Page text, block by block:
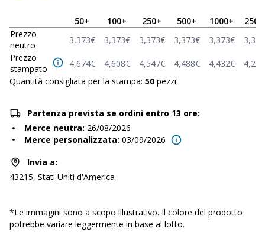
50+ 100+ 250+ 500+ 1000+ 2500
Prezzo
neutro
3,373€ 3,373€ 3,373€ 3,373€ 3,373€ 3,373
Prezzo
stampato
4,674€ 4,608€ 4,547€ 4,488€ 4,432€ 4,274
Quantità consigliata per la stampa: 50 pezzi
Partenza prevista se ordini entro 13 ore:
Merce neutra: 26/08/2026
Merce personalizzata: 03/09/2026
Invia a:
43215, Stati Uniti d'America
*Le immagini sono a scopo illustrativo. Il colore del prodotto
potrebbe variare leggermente in base al lotto.